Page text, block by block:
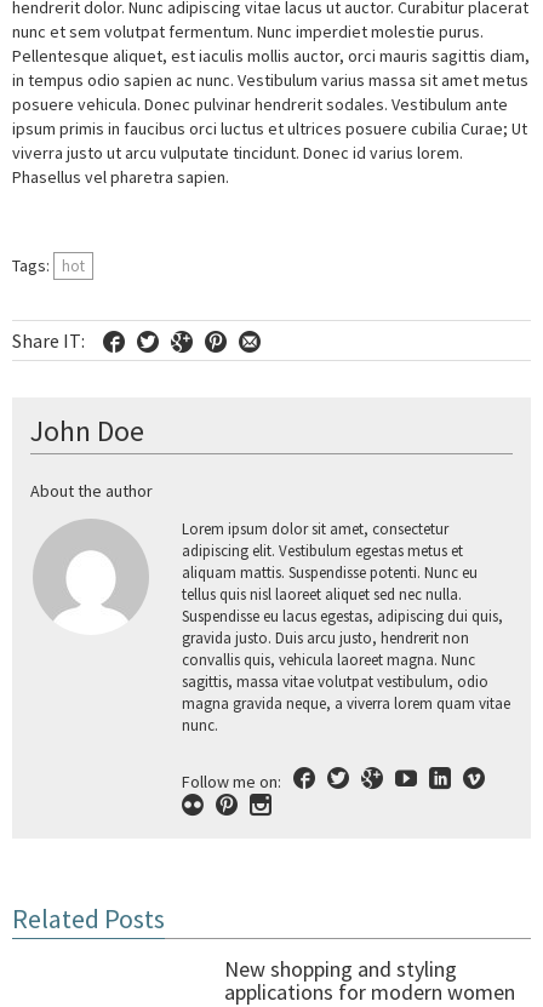
hendrerit dolor. Nunc adipiscing vitae lacus ut auctor. Curabitur placerat
nunc et sem volutpat fermentum. Nunc imperdiet molestie purus.
Pellentesque aliquet, est iaculis mollis auctor, orci mauris sagittis diam,
in tempus odio sapien ac nunc. Vestibulum varius massa sit amet metus
posuere vehicula. Donec pulvinar hendrerit sodales. Vestibulum ante
ipsum primis in faucibus orci luctus et ultrices posuere cubilia Curae; Ut
viverra justo ut arcu vulputate tincidunt. Donec id varius lorem.
Phasellus vel pharetra sapien.
Tags: hot
Share IT:
John Doe
About the author
Lorem ipsum dolor sit amet, consectetur
adipiscing elit. Vestibulum egestas metus et
aliquam mattis. Suspendisse potenti. Nunc eu
tellus quis nisl laoreet aliquet sed nec nulla.
Suspendisse eu lacus egestas, adipiscing dui quis,
gravida justo. Duis arcu justo, hendrerit non
convallis quis, vehicula laoreet magna. Nunc
sagittis, massa vitae volutpat vestibulum, odio
magna gravida neque, a viverra lorem quam vitae
nunc.
Follow me on:
Related Posts
New shopping and styling
applications for modern women